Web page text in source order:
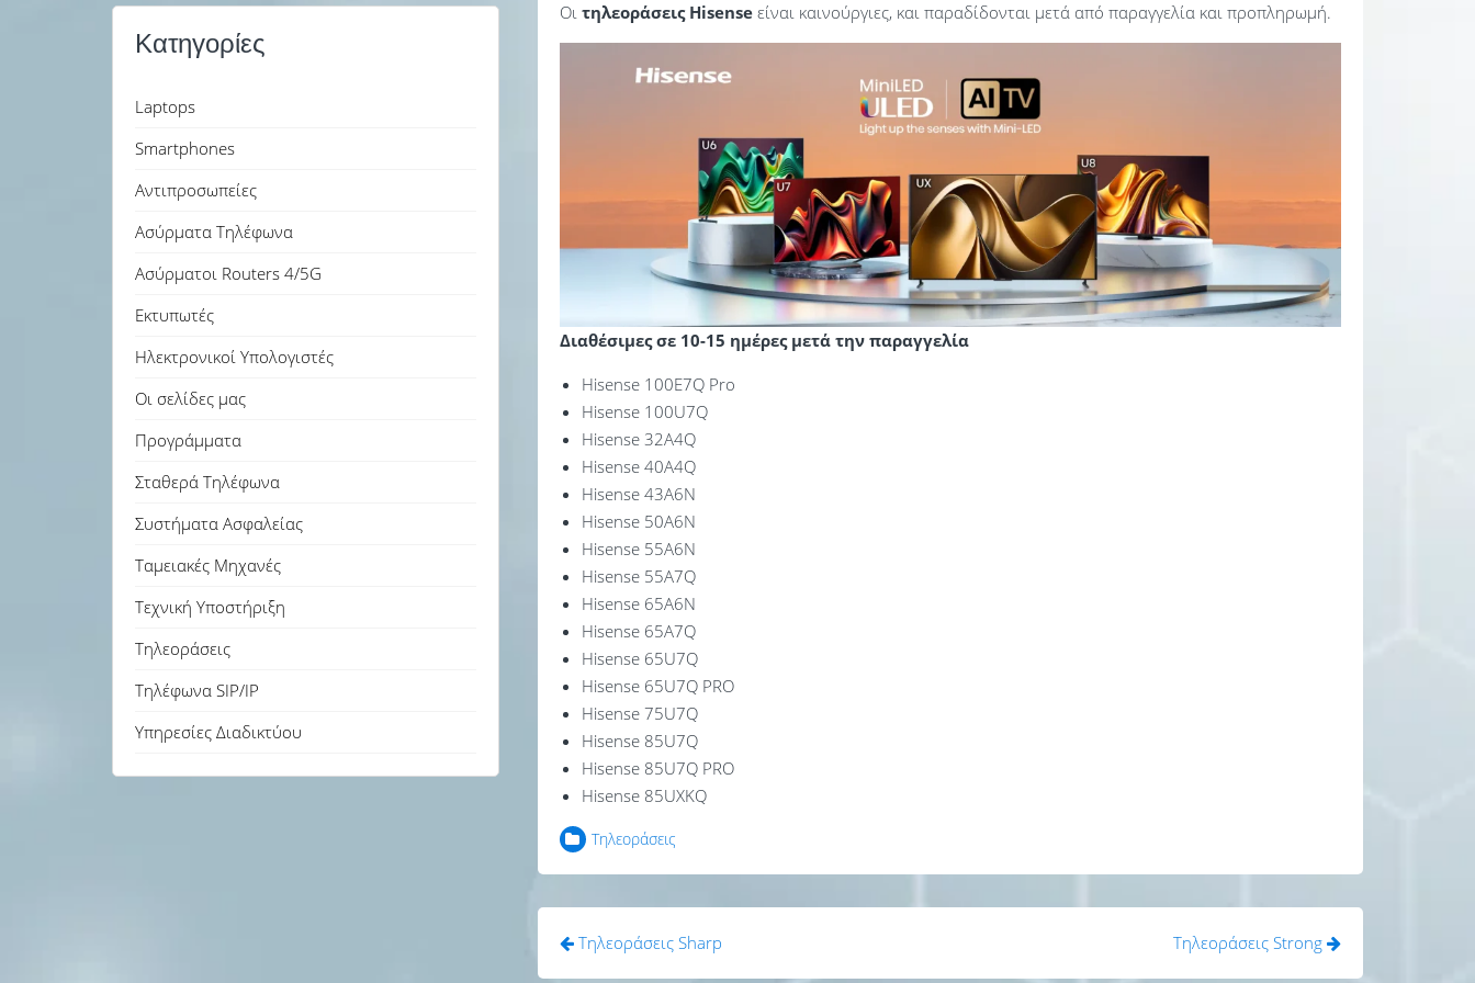
Οι τηλεοράσεις Hisenseείναι καινούργιες, και παραδίδονται μετά από παραγγελία και προπληρωμή.
Διαθέσιμες σε 10-15 ημέρες μετά την παραγγελία
Hisense 100E7Q Pro
Hisense 100U7Q
Hisense 32A4Q
Hisense 40A4Q
Hisense 43A6N
Hisense 50A6N
Hisense 55A6N
Hisense 55A7Q
Hisense 65A6N
Hisense 65A7Q
Hisense 65U7Q
Hisense 65U7Q PRO
Hisense 75U7Q
Hisense 85U7Q
Hisense 85U7Q PRO
Hisense 85UXKQ
Τηλεοράσεις
Πλοήγηση
άρθρων
Τηλεοράσεις Sharp Tηλεοράσεις Strong
Κατηγορίες
Laptops
Smartphones
Αντιπροσωπείες
Ασύρματα Τηλέφωνα
Ασύρματοι Routers 4/5G
Εκτυπωτές
Ηλεκτρονικοί Υπολογιστές
Οι σελίδες μας
Προγράμματα
Σταθερά Τηλέφωνα
Συστήματα Ασφαλείας
Ταμειακές Μηχανές
Τεχνική Υποστήριξη
Τηλεοράσεις
Τηλέφωνα SIP/IP
Υπηρεσίες Διαδικτύου